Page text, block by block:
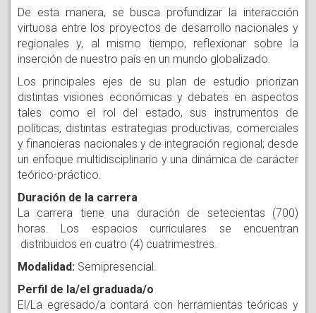
De esta manera, se busca profundizar la interacción
virtuosa entre los proyectos de desarrollo nacionales y
regionales y, al mismo tiempo, reflexionar sobre la
inserción de nuestro país en un mundo globalizado.
Los principales ejes de su plan de estudio priorizan
distintas visiones económicas y debates en aspectos
tales como el rol del estado, sus instrumentos de
políticas, distintas estrategias productivas, comerciales
y financieras nacionales y de integración regional; desde
un enfoque multidisciplinario y una dinámica de carácter
teórico-práctico.
Duración de la carrera
La carrera tiene una duración de setecientas (700)
horas. Los espacios curriculares se encuentran
distribuidos en cuatro (4) cuatrimestres.
Modalidad: Semipresencial.
Perfil de la/el graduada/o
El/La egresado/a contará con herramientas teóricas y